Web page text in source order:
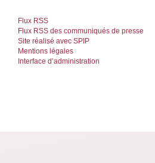
Flux RSS
Flux RSS des communiqués de presse
Site réalisé avec SPIP
Mentions légales
Interface d’administration